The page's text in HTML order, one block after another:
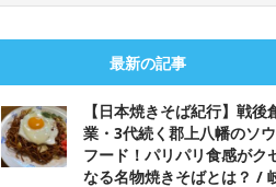
最新の記事
【日本焼きそば紀行】戦後
業・3代続く郡上八幡のソ
フード！パリパリ食感がク
なる名物焼きそばとは？ /